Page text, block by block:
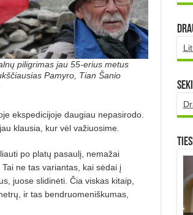
piligrimas jau 55-erius metus
Pamyro, Tian Šanio
ekspedicijoje daugiau nepasirodo.
klausia, kur vėl važiuosime.
po platų pasaulį, nemažai
ne tas variantas, kai sėdai į
juose slidinėti. Čia viskas kitaip,
ir tas bendruomeniškumas,